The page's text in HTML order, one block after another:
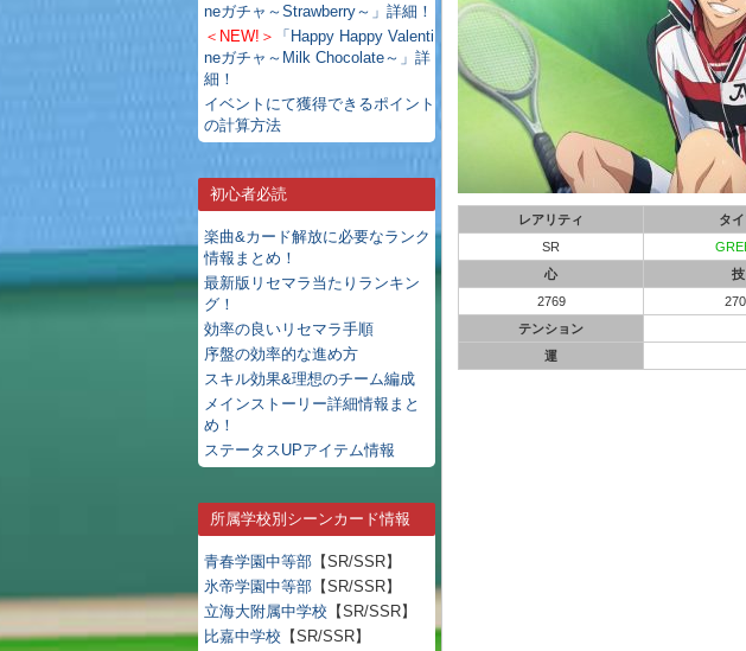
neガチャ～Strawberry～」詳細！
＜NEW!＞
「Happy Happy Valenti
neガチャ～Milk Chocolate～」詳
細！
イベントにて獲得できるポイント
の計算方法
初心者必読
楽曲&カード解放に必要なランク
情報まとめ！
最新版リセマラ当たりランキン
グ！
効率の良いリセマラ手順
序盤の効率的な進め方
スキル効果&理想のチーム編成
メインストーリー詳細情報まと
め！
ステータスUPアイテム情報
所属学校別シーンカード情報
青春学園中等部 【SR/SSR】
氷帝学園中等部 【SR/SSR】
立海大附属中学校 【SR/SSR】
比嘉中学校 【SR/SSR】
レアリティ タ
SR
心
技
2769
テンション
運